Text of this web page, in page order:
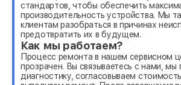
стандартов, чтобы обеспечить
производительность устройства. Мы
клиентам разобраться в причинах
предотвратить их в будущем.
Как мы работаем?
Процесс ремонта в нашем сервисном
прозрачен. Вы связываетесь с нами,
диагностику, согласовываем